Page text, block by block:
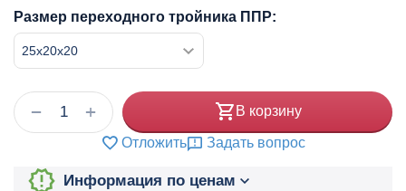
Размер переходного тройника ППР:
+
− В корзину
Отложить Задать вопрос
Информация по ценам